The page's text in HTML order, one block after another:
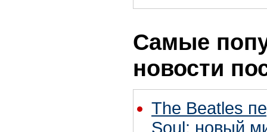
Самые
новости
The Beatles
Soul: новый